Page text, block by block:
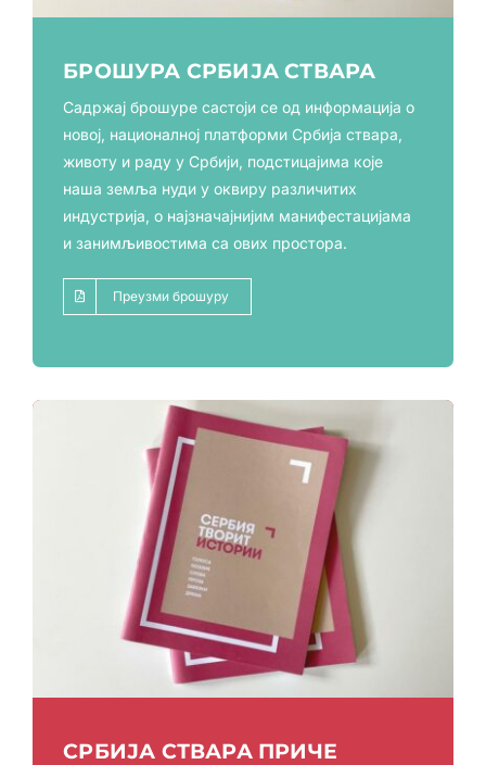
БРОШУРА СРБИЈА СТВАРА
Садржај брошуре састоји се од информација о
новој, националној платформи Србија ствара,
животу и раду у Србији, подстицајима које
наша земља нуди у оквиру различитих
индустрија, о најзначајнијим манифестацијама
и занимљивостима са ових простора.
Преузми брошуру
СРБИЈА СТВАРА ПРИЧЕ